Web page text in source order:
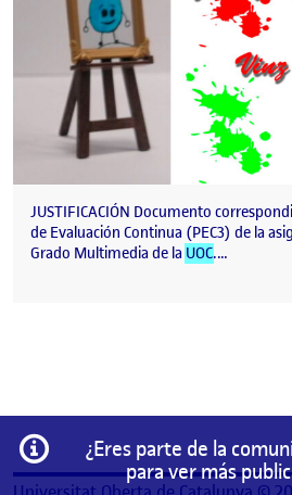
JUSTIFICACIÓN Documento
de Evaluación Continua (PEC3) de la
Grado Multimedia de la UOC.…
Información
¿Eres parte de la
para ver más